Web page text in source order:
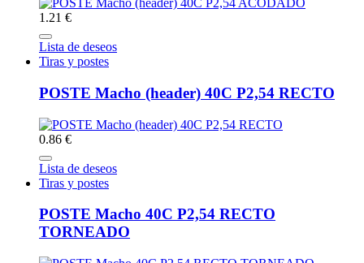
1.21 €
Lista de deseos
Tiras y postes
POSTE Macho (header) 40C P2,54 RECTO
0.86 €
Lista de deseos
Tiras y postes
POSTE Macho 40C P2,54 RECTO
TORNEADO